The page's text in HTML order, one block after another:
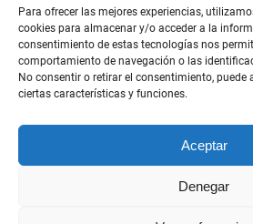
Para ofrecer las mejores experiencias,
cookies para almacenar y/o acceder a la
consentimiento de estas tecnologías nos
comportamiento de navegación o las
No consentir o retirar el consentimiento, puede
ciertas características y funciones.
Aceptar
Denegar